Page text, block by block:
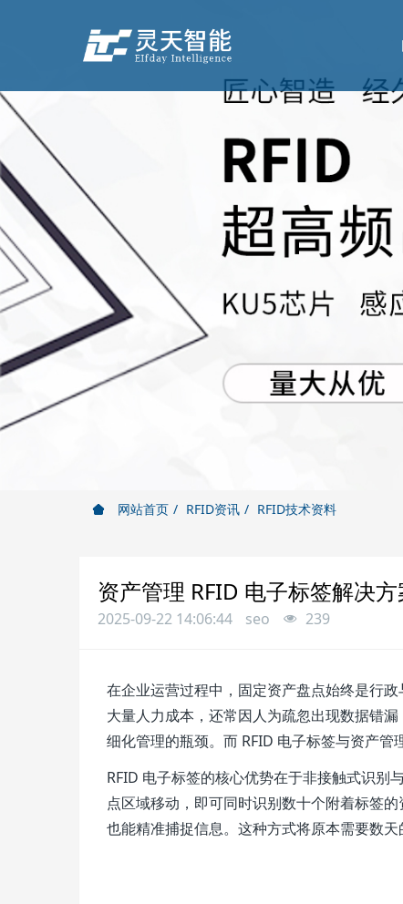
网站首页 RFID资讯 RFID技术资料
资产管理 RFID 电子标签解决
2025-09-22 14:06:44 seo 239
在企业运营过程中，固定资产盘点始终是行
大量人力成本，还常因人为疏忽出现数据错
细化管理的瓶颈。而 RFID 电子标签与资产管
RFID 电子标签的核心优势在于非接触式识别
点区域移动，即可同时识别数十个附着标签
也能精准捕捉信息。这种方式将原本需要数